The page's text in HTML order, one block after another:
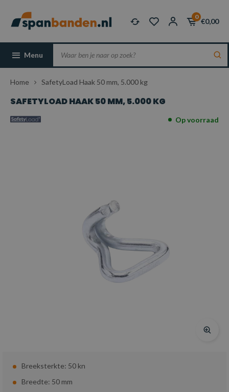
0
€0,00
Menu
Home SafetyLoad Haak 50 mm, 5.000 kg
SAFETYLOAD HAAK 50 MM, 5.000 KG
Op voorraad
Breeksterkte: 50 kn
Breedte: 50 mm